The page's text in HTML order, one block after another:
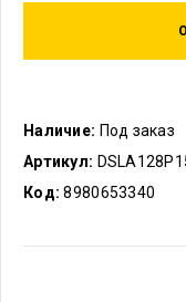
Наличие: Под заказ
Артикул:
Код: 8980653340